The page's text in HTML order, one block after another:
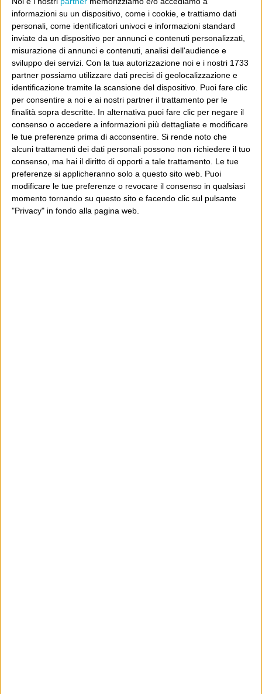
informazioni su un dispositivo, come i cookie, e trattiamo dati
personali, come identificatori univoci e informazioni standard
inviate da un dispositivo per annunci e contenuti personalizzati,
misurazione di annunci e contenuti, analisi dell'audience e
sviluppo dei servizi. Con la tua autorizzazione noi e i nostri 1733
partner possiamo utilizzare dati precisi di geolocalizzazione e
identificazione tramite la scansione del dispositivo. Puoi fare clic
per consentire a noi e ai nostri partner il trattamento per le
finalità sopra descritte. In alternativa puoi fare clic per negare il
consenso o accedere a informazioni più dettagliate e modificare
le tue preferenze prima di acconsentire. Si rende noto che
alcuni trattamenti dei dati personali possono non richiedere il tuo
consenso, ma hai il diritto di opporti a tale trattamento. Le tue
preferenze si applicheranno solo a questo sito web. Puoi
modificare le tue preferenze o revocare il consenso in qualsiasi
momento tornando su questo sito e facendo clic sul pulsante
"Privacy" in fondo alla pagina web.
potrebbe piacerti anche il Post: che è partito
proprio da qui, e dal voler portare gli approcci di
questo blog dentro a un progetto più grande.
Poi il Post è cresciuto ed è diventato anche altro:
un progetto giornalistico che prosegue da oltre 16
anni, grazie a chi lo scopre, lo apprezza e lo
consiglia in giro.
Leggi il Post, magari ti piace
Luca Sofri Wittgenstein Marco Travaglio